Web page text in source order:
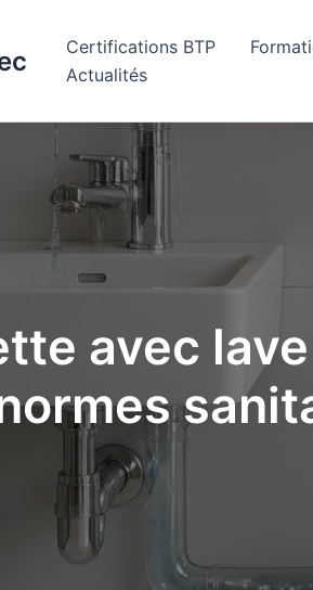
Certifications BTP
Actualités
avec